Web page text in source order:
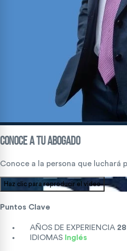
CONOCE A TUABOGADO
Conoce a la persona que luchará
Haz clic para reproducir el video
Puntos Clave
AÑOS DE EXPERIENCIA
IDIOMAS Inglés